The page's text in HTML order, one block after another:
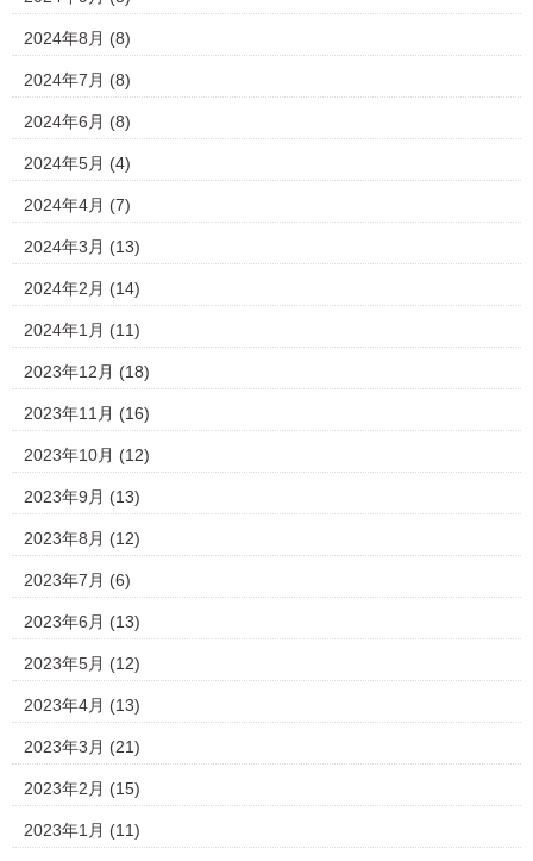
2024年8月 (8)
2024年7月 (8)
2024年6月 (8)
2024年5月 (4)
2024年4月 (7)
2024年3月 (13)
2024年2月 (14)
2024年1月 (11)
2023年12月 (18)
2023年11月 (16)
2023年10月 (12)
2023年9月 (13)
2023年8月 (12)
2023年7月 (6)
2023年6月 (13)
2023年5月 (12)
2023年4月 (13)
2023年3月 (21)
2023年2月 (15)
2023年1月 (11)